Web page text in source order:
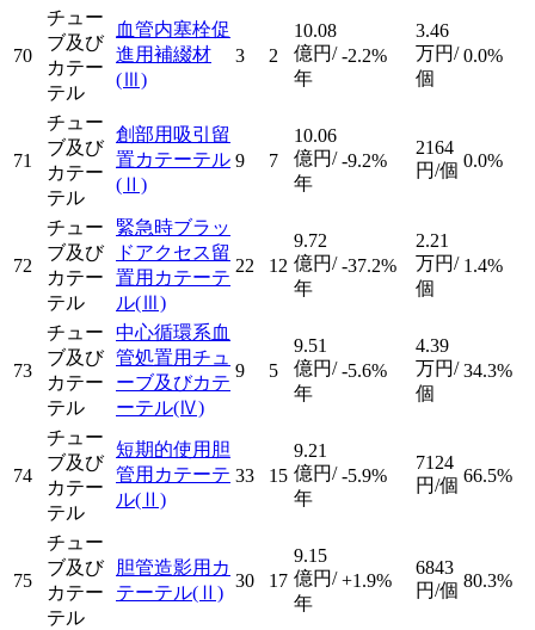
70
チュー
ブ及び
カテー
テル
血管内塞栓促
進用補綴材
(Ⅲ)
3 2
10.08
億円/
年
-2.2%
3.46
万円/
個
0.0%
71
チュー
ブ及び
カテー
テル
創部用吸引留
置カテーテル
(Ⅱ)
9 7
10.06
億円/
年
-9.2%
2164
円/個 0.0%
72
チュー
ブ及び
カテー
テル
緊急時ブラッ
ドアクセス留
置用カテーテ
ル(Ⅲ)
22 12
9.72
億円/
年
-37.2%
2.21
万円/
個
1.4%
73
チュー
ブ及び
カテー
テル
中心循環系血
管処置用チュ
ーブ及びカテ
ーテル(Ⅳ)
9 5
9.51
億円/
年
-5.6%
4.39
万円/
個
34.3%
74
チュー
ブ及び
カテー
テル
短期的使用胆
管用カテーテ
ル(Ⅱ)
33 15
9.21
億円/
年
-5.9%
7124
円/個 66.5%
75
チュー
ブ及び
カテー
テル
胆管造影用カ
テーテル(Ⅱ)
30 17
9.15
億円/
年
+1.9%
6843
円/個 80.3%